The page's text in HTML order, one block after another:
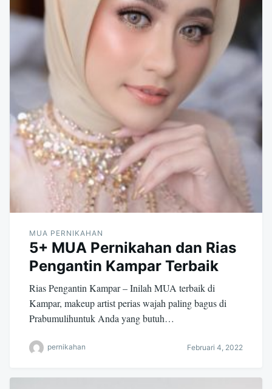
MUA PERNIKAHAN
5+ MUA Pernikahan dan Rias
Pengantin Kampar Terbaik
Rias Pengantin Kampar – Inilah MUA terbaik di
Kampar, makeup artist perias wajah paling bagus di
Prabumulihuntuk Anda yang butuh…
pernikahan Februari 4, 2022